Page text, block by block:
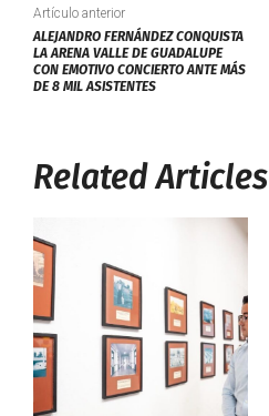
Artículo anterior
ALEJANDRO FERNÁNDEZ CONQUISTA
LA ARENA VALLE DE GUADALUPE
CON EMOTIVO CONCIERTO ANTE MÁS
DE 8 MIL ASISTENTES
Related Articles